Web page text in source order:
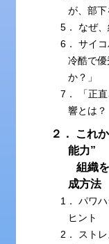
が、部下
5． なぜ、
6． サイ
冷酷で
か？」
7． 「正直
響とは？
２． これ
能力”
組織
成方法
1． パワハ
ヒント
2． ストレ